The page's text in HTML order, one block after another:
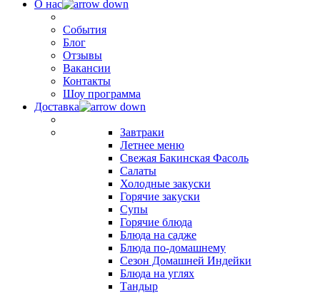
О нас
События
Блог
Отзывы
Вакансии
Контакты
Шоу программа
Доставка
Завтраки
Летнее меню
Свежая Бакинская Фасоль
Салаты
Холодные закуски
Горячие закуски
Супы
Горячие блюда
Блюда на садже
Блюда по-домашнему
Сезон Домашней Индейки
Блюда на углях
Тандыр